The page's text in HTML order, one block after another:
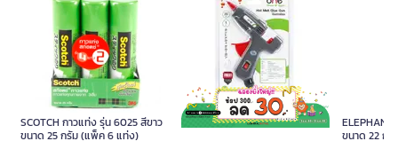
SCOTCH กาวแท่ง รุ่น 6025 สีขาว
ขนาด 25 กรัม (แพ็ค 6 แท่ง)
ปืนยิงกาว 20 วัตต์ เทา-ส้ม ONE
ขนาด 22 ก